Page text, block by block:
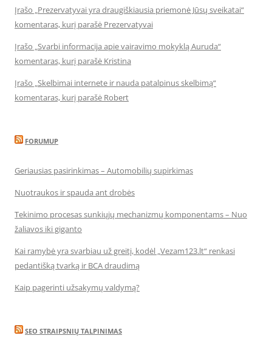
Įrašo „Prezervatyvai yra draugiškiausia priemonė Jūsų sveikatai“
komentaras, kurį parašė Prezervatyvai
Įrašo „Svarbi informacija apie vairavimo mokyklą Auruda“
komentaras, kurį parašė Kristina
Įrašo „Skelbimai internete ir nauda patalpinus skelbimą“
komentaras, kurį parašė Robert
FORUMUP
Geriausias pasirinkimas – Automobilių supirkimas
Nuotraukos ir spauda ant drobės
Tekinimo procesas sunkiųjų mechanizmų komponentams – Nuo
žaliavos iki giganto
Kai ramybė yra svarbiau už greitį, kodėl „Vezam123.lt“ renkasi
pedantišką tvarką ir BCA draudimą
Kaip pagerinti užsakymų valdymą?
SEO STRAIPSNIŲ TALPINIMAS